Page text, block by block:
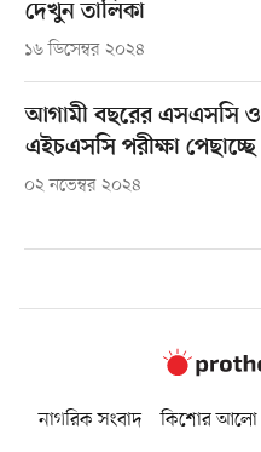
দেখুন তালিকা
১৬ ডিসেম্বর ২০২৪
আগামী বছরের এসএসসি ও
এইচএসসি পরীক্ষা পেছাচ্ছে
০২ নভেম্বর ২০২৪
নাগরিক সংবাদ কিশোর আলো